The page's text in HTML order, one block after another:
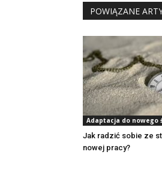
POWIĄZANE
Adaptacja do nowego
Jak radzić sobie ze
nowej pracy?